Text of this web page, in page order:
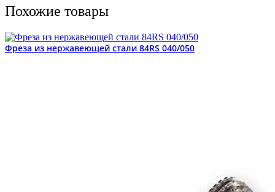
Похожие товары
Фреза из нержавеющей стали 84RS 040/050